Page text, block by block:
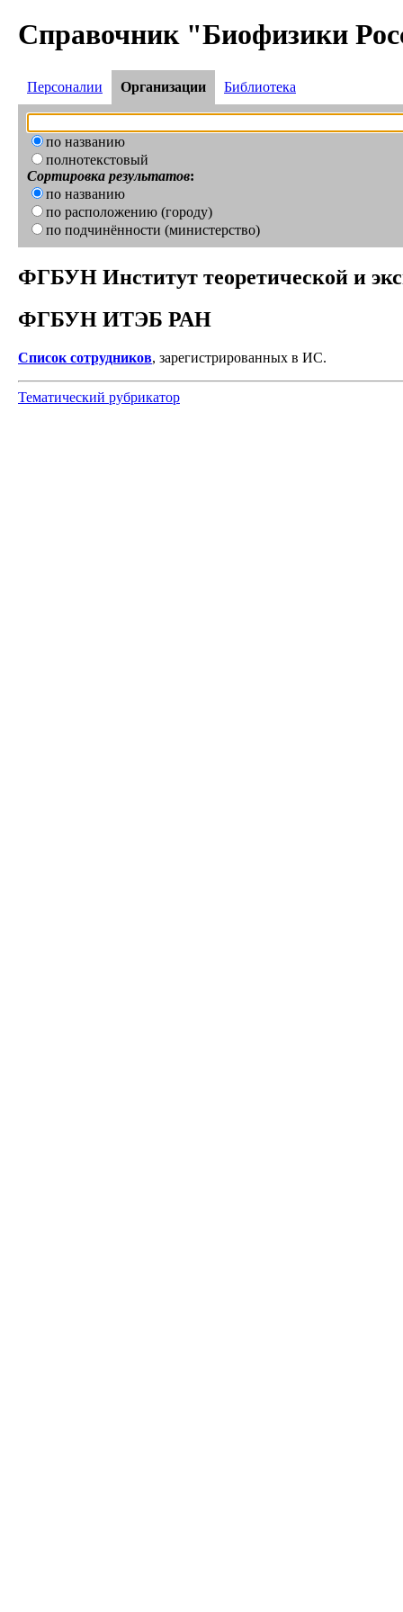
Справочник "Биофизики
Персоналии Организации Библиотека
по названию
полнотекстовый
Сортировка результатов:
по названию
по расположению (городу)
по подчинённости (министерство)
ФГБУН Институт теоретической и
ФГБУН ИТЭБ РАН
Список сотрудников, зарегистрированных в ИС.
Тематический рубрикатор